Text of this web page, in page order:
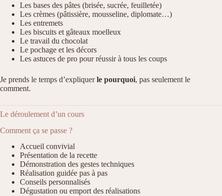
Les bases des pâtes (brisée, sucrée, feuilletée)
Les crèmes (pâtissière, mousseline, diplomate…)
Les entremets
Les biscuits et gâteaux moelleux
Le travail du chocolat
Le pochage et les décors
Les astuces de pro pour réussir à tous les coups
Je prends le temps d’expliquerle pourquoi, pas seulement le
comment.
Le déroulement d’un cours
Comment ça se passe ?
Accueil convivial
Présentation de la recette
Démonstration des gestes techniques
Réalisation guidée pas à pas
Conseils personnalisés
Dégustation ou emport des réalisations